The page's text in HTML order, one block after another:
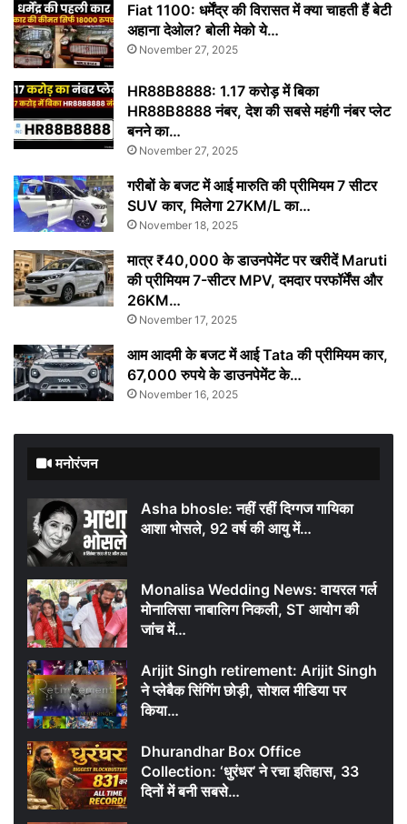
Fiat 1100: धर्मेंद्र की विरासत में क्या चाहती हैं बेटी
अहाना देओल? बोली मेको ये…
November 27, 2025
HR88B8888: 1.17 करोड़ में बिका
HR88B8888 नंबर, देश की सबसे महंगी नंबर प्लेट
बनने का…
November 27, 2025
गरीबों के बजट में आई मारुति की प्रीमियम 7 सीटर
SUV कार, मिलेगा 27KM/L का…
November 18, 2025
मात्र ₹40,000 के डाउनपेमेंट पर खरीदें Maruti
की प्रीमियम 7-सीटर MPV, दमदार परफॉर्मेंस और
26KM…
November 17, 2025
आम आदमी के बजट में आई Tata की प्रीमियम कार,
67,000 रुपये के डाउनपेमेंट के…
November 16, 2025
मनोरंजन
Asha bhosle: नहीं रहीं दिग्गज गायिका
आशा भोसले, 92 वर्ष की आयु में…
Monalisa Wedding News: वायरल गर्ल
मोनालिसा नाबालिग निकली, ST आयोग की
जांच में…
Arijit Singh retirement: Arijit Singh
ने प्लेबैक सिंगिंग छोड़ी, सोशल मीडिया पर
किया…
Dhurandhar Box Office
Collection: ‘धुरंधर’ ने रचा इतिहास, 33
दिनों में बनी सबसे…